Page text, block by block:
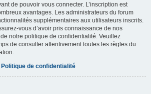
de pouvoir vous connecter. L’inscription est
avantages. Les administrateurs du forum
supplémentaires aux utilisateurs inscrits.
vous d’avoir pris connaissance de nos
notre politique de confidentialité. Veuillez
de consulter attentivement toutes les règles du
Politique de confidentialité